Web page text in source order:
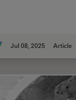
Jul 08, 2025 Article